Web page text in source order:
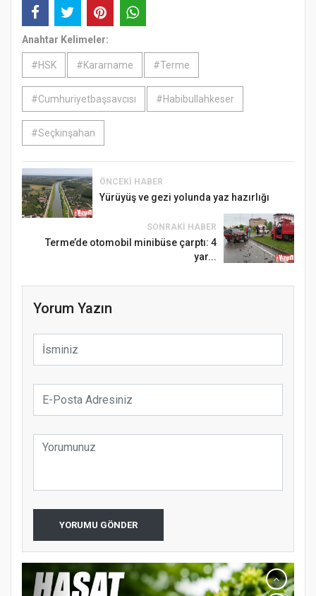
Anahtar Kelimeler:
#HSK #Kararname #Terme
#Cumhuriyetbaşsavcısı #Habibullahkeser
#Seçkinşahan
ÖNCEKI HABER
Yürüyüş ve gezi yolunda yaz hazırlığı
SONRAKI HABER
Terme’de otomobil minibüse çarptı: 4
yar...
Yorum Yazın
YORUMU GÖNDER